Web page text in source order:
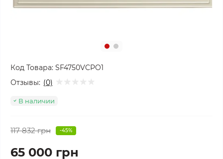
Код Товара: SF4750VCPO1
Отзывы: (0)
В наличии
117 832 грн -45%
65 000 грн